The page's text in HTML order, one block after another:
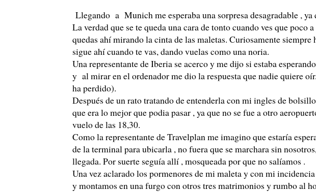
Llegando a Munich me esperaba una sorpresa desagradable ,
La verdad que se te queda una cara de tonto cuando ves que poco
quedas ahí mirando la cinta de las maletas. Curiosamente
sigue ahí cuando te vas, dando vuelas como una noria.
Una representante de Iberia se acerco y me dijo si estaba
y al mirar en el ordenador me dio la respuesta que nadie quiere oír.
ha perdido).
Después de un rato tratando de entenderla con mi ingles de
que era lo mejor que podia pasar , ya que no se fue a otro
vuelo de las 18,30.
Como la representante de Travelplan me imagino que estaría
de la terminal para ubicarla , no fuera que se marchara sin
llegada. Por suerte seguía allí , mosqueada por que no salíamos .
Una vez aclarado los pormenores de mi maleta y con mi
y montamos en una furgo con otros tres matrimonios y rumbo al